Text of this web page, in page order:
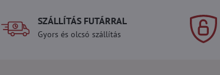
SZÁLLÍTÁS FUTÁRRAL
Gyors és olcsó szállítás